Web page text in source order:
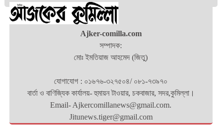
Ajker-comilla.com
সম্পাদক:
মোঃ ইমতিয়াজ আহমেদ (জিতু)
যোগাযোগ : ০১৬৭৬-৩২৭৫০৪/ ০৮১-৭৩৯৭০
বার্তা ও বাণিজ্যিক কার্যালয়- হুমায়ন টাওয়ার, চকবাজার, সদর,কুমিল্লা।
Email- Ajkercomillanews@gmail.com.
Jitunews.tiger@gmail.com